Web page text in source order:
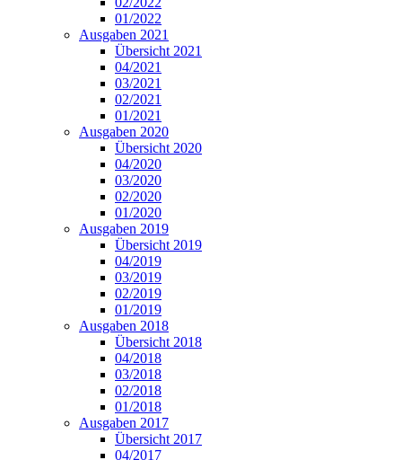
01/2022
Ausgaben 2021
Übersicht 2021
04/2021
03/2021
02/2021
01/2021
Ausgaben 2020
Übersicht 2020
04/2020
03/2020
02/2020
01/2020
Ausgaben 2019
Übersicht 2019
04/2019
03/2019
02/2019
01/2019
Ausgaben 2018
Übersicht 2018
04/2018
03/2018
02/2018
01/2018
Ausgaben 2017
Übersicht 2017
04/2017